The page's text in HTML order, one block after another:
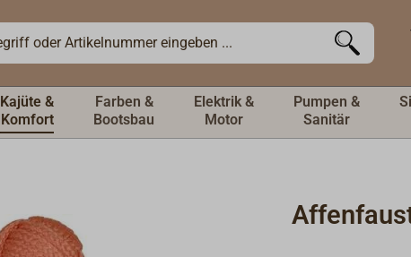
Kajüte &
Komfort
Farben &
Bootsbau
Elektrik &
Motor
Pumpen &
Sanitär